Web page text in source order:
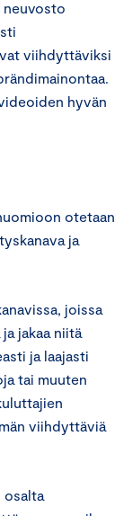
neuvosto
viihdyttäviksi
hyvän
otetaan
ja
joissa
jakaa niitä
ja laajasti
tai muuten
viihdyttäviä
osalta